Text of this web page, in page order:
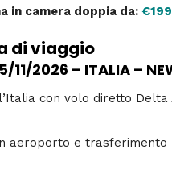
in camera doppia da:
di viaggio
11/2026 – ITALIA –
con volo diretto Delta
aeroporto e trasferimento